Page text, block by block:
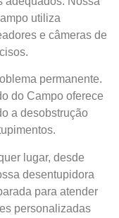
utiliza
e câmeras de
permanente.
do Campo oferece
a desobstrução
lugar, desde
desentupidora
para atender
personalizadas